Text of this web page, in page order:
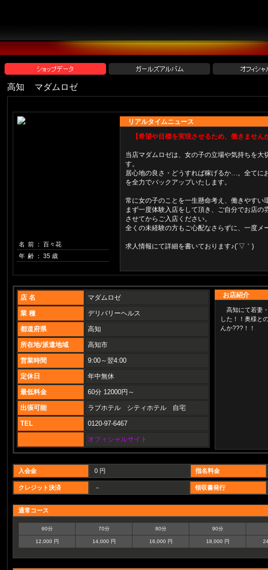
高知 マダムロゼ
名 前 ： 百々花
年 齢 ： 35 歳
リアルタイムニュース UP
【希望や目標を実現させるため、働きません
当店マダムロゼは、女の子の立場や気持ちを大
す。
居心地の良さ・どうすれば稼げるか…。全てに
を全力でバックアップいたします。
常に女の子のことを一生懸命考え、働きやすい
まず一度体験入店をして頂き、ご自分でお店の
させてからご入店ください。
全くの未経験の方もご心配なさらずに、一度メ
求人情報にて詳細を書いております♪(´▽｀)
店 名 マダムロゼ
業 種 デリバリーヘルス
都道府県 高知
所在地/派遣地域 高知市
営業時間 9:00～翌4:00
定休日 年中無休
最低料金 60分 12000円～
出張可能 ラブホテル シティホテル 自宅
TEL 0120-97-6467
オフィシャルサイト
お店紹介
高知にて若妻
した！！奥様と
んか???！！
入会金 0 円 指名料金
クレジット決済 － 領収書発行
通常コース
60分 70分 80分 90分
12,000 円 14,000 円 16,000 円 18,000 円